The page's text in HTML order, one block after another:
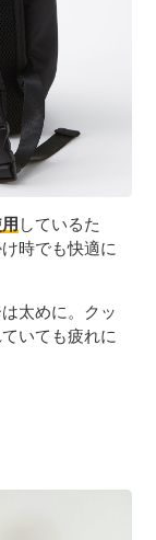
しているた
時でも快適に
太めに。クッ
いても疲れに